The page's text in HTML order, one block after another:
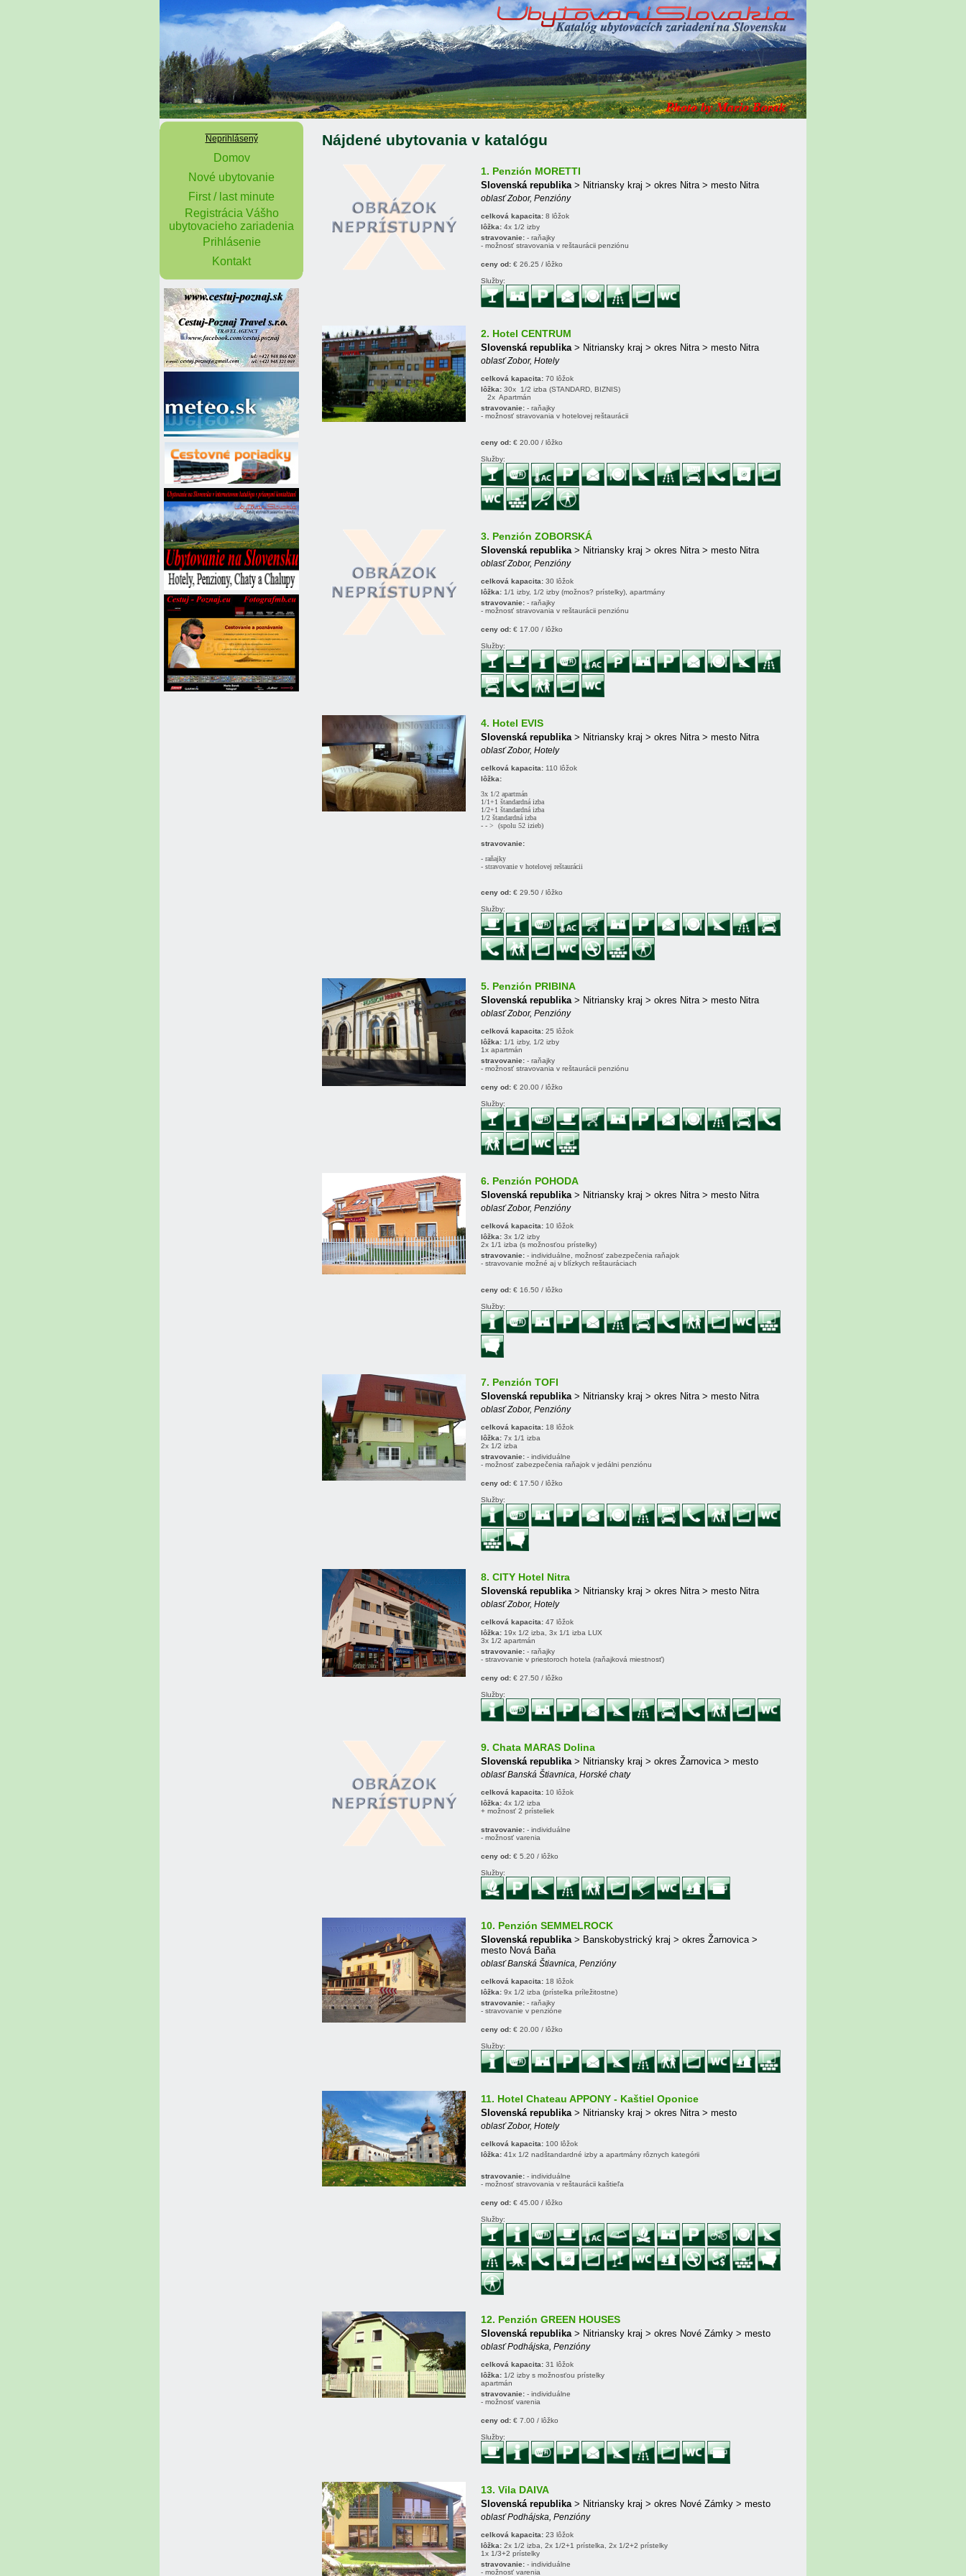
Neprihlásený
Domov
Nové ubytovanie
First / last minute
Registrácia Vášho
ubytovacieho zariadenia
Prihlásenie
Kontakt
Nájdené ubytovania v katalógu
1. Penzión MORETTI
Slovenská republika> Nitriansky kraj > okres Nitra > mesto Nitra
oblasť Zobor, Penzióny
celková kapacita: 8 lôžok
lôžka: 4x 1/2 izby
stravovanie: - raňajky
- možnosť stravovania v reštaurácii penziónu
ceny od: € 26.25 / lôžko
Služby:
2. Hotel CENTRUM
Slovenská republika> Nitriansky kraj > okres Nitra > mesto Nitra
oblasť Zobor, Hotely
celková kapacita: 70 lôžok
lôžka: 30x 1/2 izba (STANDARD, BIZNIS)
2x Apartmán
stravovanie: - raňajky
- možnosť stravovania v hotelovej reštaurácii
ceny od: € 20.00 / lôžko
Služby:
3. Penzión ZOBORSKÁ
Slovenská republika> Nitriansky kraj > okres Nitra > mesto Nitra
oblasť Zobor, Penzióny
celková kapacita: 30 lôžok
lôžka: 1/1 izby, 1/2 izby (možnos? prístelky), apartmány
stravovanie: - raňajky
- možnosť stravovania v reštaurácii penziónu
ceny od: € 17.00 / lôžko
Služby:
4. Hotel EVIS
Slovenská republika> Nitriansky kraj > okres Nitra > mesto Nitra
oblasť Zobor, Hotely
celková kapacita: 110 lôžok
lôžka:
3x 1/2 apartmán
1/1+1 štandardná izba
1/2+1 štandardná izba
1/2 štandardná izba
- - > (spolu 52 izieb)
stravovanie:
- raňajky
- stravovanie v hotelovej reštaurácii
ceny od: € 29.50 / lôžko
Služby:
5. Penzión PRIBINA
Slovenská republika> Nitriansky kraj > okres Nitra > mesto Nitra
oblasť Zobor, Penzióny
celková kapacita: 25 lôžok
lôžka: 1/1 izby, 1/2 izby
1x apartmán
stravovanie: - raňajky
- možnosť stravovania v reštaurácii penziónu
ceny od: € 20.00 / lôžko
Služby:
6. Penzión POHODA
Slovenská republika> Nitriansky kraj > okres Nitra > mesto Nitra
oblasť Zobor, Penzióny
celková kapacita: 10 lôžok
lôžka: 3x 1/2 izby
2x 1/1 izba (s možnosťou prístelky)
stravovanie: - individuálne, možnosť zabezpečenia raňajok
- stravovanie možné aj v blízkych reštauráciach
ceny od: € 16.50 / lôžko
Služby:
7. Penzión TOFI
Slovenská republika> Nitriansky kraj > okres Nitra > mesto Nitra
oblasť Zobor, Penzióny
celková kapacita: 18 lôžok
lôžka: 7x 1/1 izba
2x 1/2 izba
stravovanie: - individuálne
- možnosť zabezpečenia raňajok v jedálni penziónu
ceny od: € 17.50 / lôžko
Služby:
8. CITY Hotel Nitra
Slovenská republika> Nitriansky kraj > okres Nitra > mesto Nitra
oblasť Zobor, Hotely
celková kapacita: 47 lôžok
lôžka: 19x 1/2 izba, 3x 1/1 izba LUX
3x 1/2 apartmán
stravovanie: - raňajky
- stravovanie v priestoroch hotela (raňajková miestnosť)
ceny od: € 27.50 / lôžko
Služby:
9. Chata MARAS Dolina
Slovenská republika> Nitriansky kraj > okres Žarnovica > mesto
oblasť Banská Štiavnica, Horské chaty
celková kapacita: 10 lôžok
lôžka: 4x 1/2 izba
+ možnosť 2 prísteliek
stravovanie: - individuálne
- možnosť varenia
ceny od: € 5.20 / lôžko
Služby:
10. Penzión SEMMELROCK
Slovenská republika> Banskobystrický kraj > okres Žarnovica >
mesto Nová Baňa
oblasť Banská Štiavnica, Penzióny
celková kapacita: 18 lôžok
lôžka: 9x 1/2 izba (prístelka príležitostne)
stravovanie: - raňajky
- stravovanie v penzióne
ceny od: € 20.00 / lôžko
Služby:
11. Hotel Chateau APPONY - Kaštiel Oponice
Slovenská republika> Nitriansky kraj > okres Nitra > mesto
oblasť Zobor, Hotely
celková kapacita: 100 lôžok
lôžka: 41x 1/2 nadštandardné izby a apartmány rôznych kategórii
stravovanie: - individuálne
- možnosť stravovania v reštaurácii kaštieľa
ceny od: € 45.00 / lôžko
Služby:
12. Penzión GREEN HOUSES
Slovenská republika> Nitriansky kraj > okres Nové Zámky > mesto
oblasť Podhájska, Penzióny
celková kapacita: 31 lôžok
lôžka: 1/2 izby s možnosťou prístelky
apartmán
stravovanie: - individuálne
- možnosť varenia
ceny od: € 7.00 / lôžko
Služby:
13. Vila DAIVA
Slovenská republika> Nitriansky kraj > okres Nové Zámky > mesto
oblasť Podhájska, Penzióny
celková kapacita: 23 lôžok
lôžka: 2x 1/2 izba, 2x 1/2+1 prístelka, 2x 1/2+2 prístelky
1x 1/3+2 prístelky
stravovanie: - individuálne
- možnosť varenia